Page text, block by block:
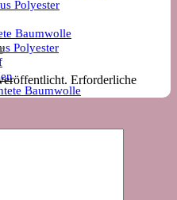
Polyester
Baumwolle
Polyester
Baumwolle
Erforderliche